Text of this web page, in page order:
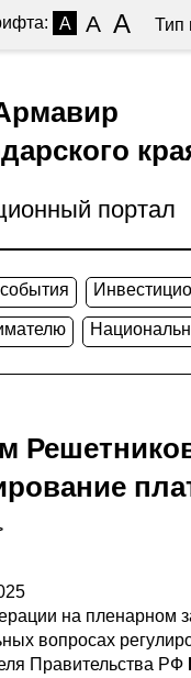
A A A Тип
портал
на пленарном
вопросах
Правительства РФ